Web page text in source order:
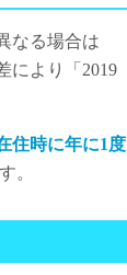
なる場合は
により「2019
住時に年に1度
。